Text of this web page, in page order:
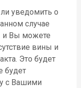
уведомить о
случае
и Вы можете
вины и
Это будет
будет
с Вашими